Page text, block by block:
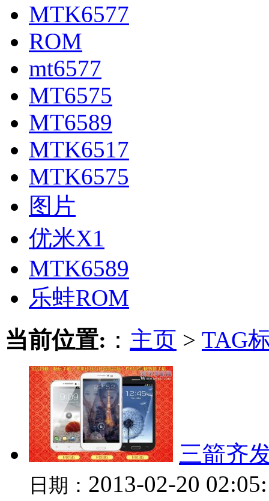
MTK6577
ROM
mt6577
MT6575
MT6589
MTK6517
MTK6575
图片
优米X1
MTK6589
乐蛙ROM
当前位置: ： 主页 > TAG
三箭齐
日期： 2013-02-20